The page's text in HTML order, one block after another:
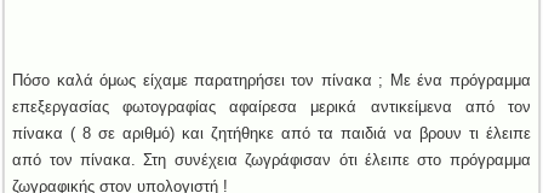
Πόσο καλά όμως είχαμε παρατηρήσει τον πίνακα ; Με ένα πρόγραμμα
επεξεργασίας φωτογραφίας αφαίρεσα μερικά αντικείμενα από τον
πίνακα ( 8 σε αριθμό) και ζητήθηκε από τα παιδιά να βρουν τι έλειπε
από τον πίνακα. Στη συνέχεια ζωγράφισαν ότι έλειπε στο πρόγραμμα
ζωγραφικής στον υπολογιστή !